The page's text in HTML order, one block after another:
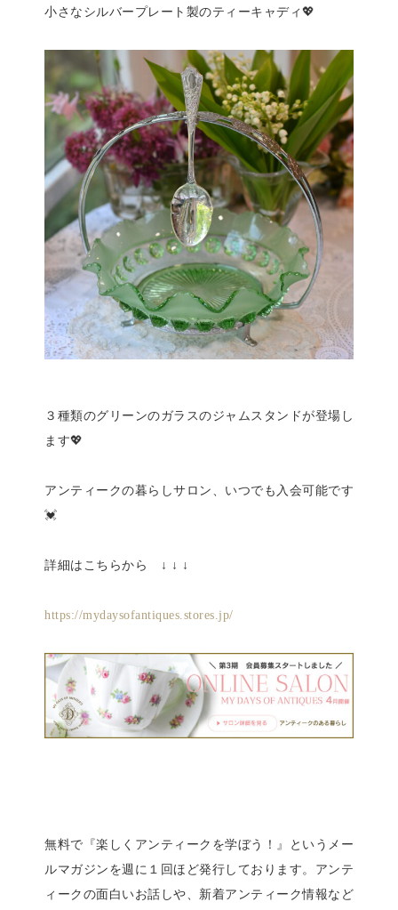
小さなシルバープレート製のティーキャディ💖
３種類のグリーンのガラスのジャムスタンドが登場し
ます💖
アンティークの暮らしサロン、いつでも入会可能です
💓
詳細はこちらから ↓ ↓ ↓
https://mydaysofantiques.stores.jp/
無料で『楽しくアンティークを学ぼう！』というメー
ルマガジンを週に１回ほど発行しております。アンテ
ィークの面白いお話しや、新着アンティーク情報など